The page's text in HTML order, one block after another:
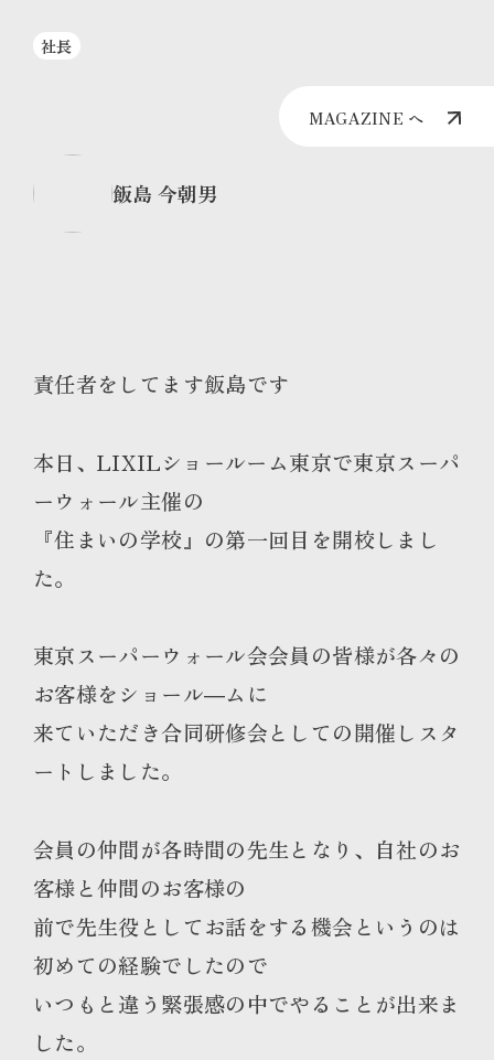
社長
MAGAZINE へ
飯島 今朝男
責任者をしてます飯島です
本日、LIXILショールーム東京で東京スーパ
ーウォール主催の
『住まいの学校』の第一回目を開校しまし
た。
東京スーパーウォール会会員の皆様が各々の
お客様をショール―ムに
来ていただき合同研修会としての開催しスタ
ートしました。
会員の仲間が各時間の先生となり、自社のお
客様と仲間のお客様の
前で先生役としてお話をする機会というのは
初めての経験でしたので
いつもと違う緊張感の中でやることが出来ま
した。